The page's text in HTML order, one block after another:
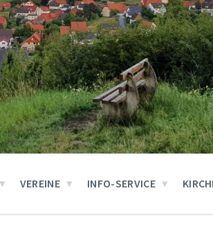
VEREINE INFO-SERVICE